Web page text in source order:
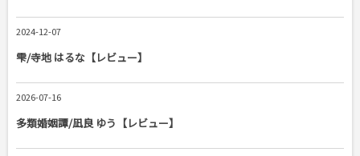
2024-12-07
雫/寺地 はるな【レビュー】
2026-07-16
多類婚姻譚/凪良 ゆう【レビュー】